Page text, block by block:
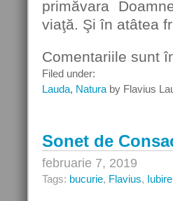
primăvara
viaţă. Şi în atâtea
Comentariile sunt
Filed under:
Lauda, Natura by Flavius
Sonet de
februarie 7, 2019
Tags: bucurie, Flavius, Iubire